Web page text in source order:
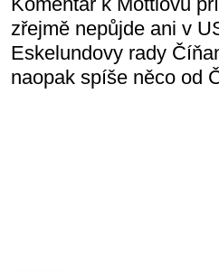
zřejmě nepůjde ani v
Eskelundovy rady
naopak spíše něco od